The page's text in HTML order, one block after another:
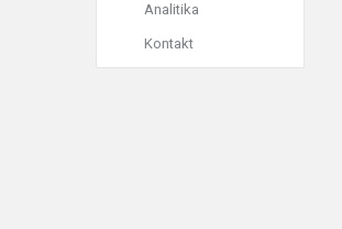
Analitika
Kontakt